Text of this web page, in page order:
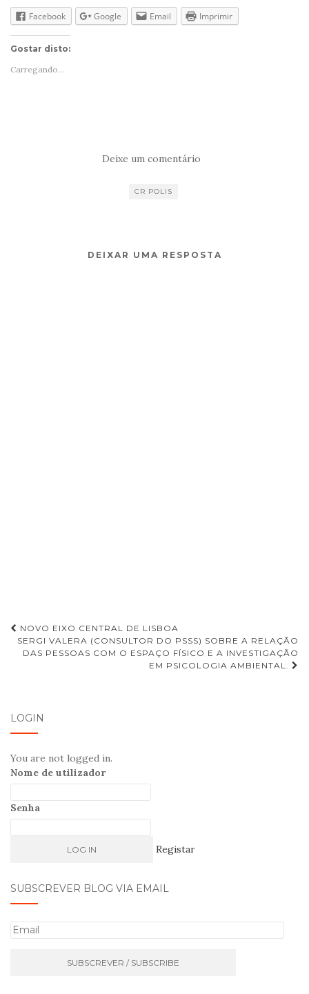
Facebook Google Email Imprimir
Gostar disto:
Carregando...
Deixe um comentário
CR POLIS
DEIXAR UMA RESPOSTA
Navegação de Post
NOVO EIXO CENTRAL DE LISBOA
SERGI VALERA (CONSULTOR DO PSSS) SOBRE A RELAÇÃO
DAS PESSOAS COM O ESPAÇO FÍSICO E A INVESTIGAÇÃO
EM PSICOLOGIA AMBIENTAL.
LOGIN
You are not logged in.
Nome de utilizador
Senha
Registar
SUBSCREVER BLOG VIA EMAIL
E